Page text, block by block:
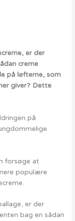
er der
creme
på løfterne, som
giver? Dette
på
forsøge at
populære
er der
bag en sådan